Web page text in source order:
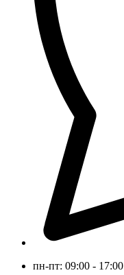
пн-пт: 09:00 - 17:00